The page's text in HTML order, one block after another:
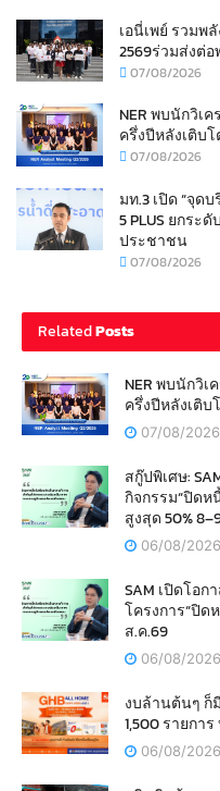
เอนี่เพย์ รวม
2569ร่วมส่งต่
07/08/2026
NER พบนักวิเ
ครึ่งปีหลังเติบ
07/08/2026
มท.3 เปิด “จุด
5 PLUS ยกร
ประชาชน
07/08/2026
RelatedPosts
NER พบนักวิเ
ครึ่งปีหลังเติบ
07/08/2026
สกู๊ปพิเศษ:
กิจกรรม“ปิด
สูงสุด 50%
06/08/2026
SAM เปิดโอ
โครงการ“ปิด
ส.ค.69
06/08/2026
งบล้านต้นๆ ก็
1,500 รายกา
06/08/2026